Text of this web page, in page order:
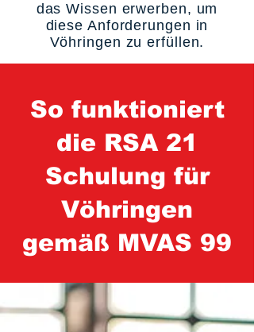
das Wissen erwerben, um
diese Anforderungen in
Vöhringen zu erfüllen.
So funktioniert
die RSA 21
Schulung für
Vöhringen
gemäß MVAS 99